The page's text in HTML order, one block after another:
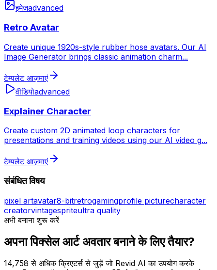
इमेजadvanced
Retro Avatar
Create unique 1920s-style rubber hose avatars. Our AI
Image Generator brings classic animation charm...
टेम्पलेट आज़माएं
वीडियोadvanced
Explainer Character
Create custom 2D animated loop characters for
presentations and training videos using our AI video g...
टेम्पलेट आज़माएं
संबंधित विषय
pixel artavatar8-bitretrogamingprofile picturecharacter
creatorvintagespriteultra quality
अभी बनाना शुरू करें
अपना पिक्सेल आर्ट अवतार बनाने के लिए तैयार?
14,758 से अधिक क्रिएटर्स से जुड़ें जो Revid AI का उपयोग करके